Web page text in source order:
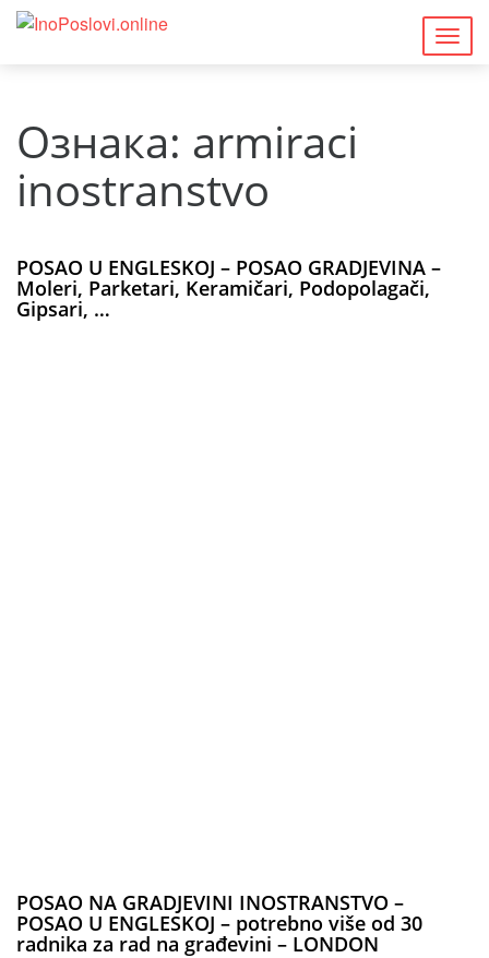
Ознака: armiraci
inostranstvo
POSAO U ENGLESKOJ – POSAO GRADJEVINA –
Moleri, Parketari, Keramičari, Podopolagači,
Gipsari, …
POSAO NA GRADJEVINI INOSTRANSTVO –
POSAO U ENGLESKOJ – potrebno više od 30
radnika za rad na građevini – LONDON